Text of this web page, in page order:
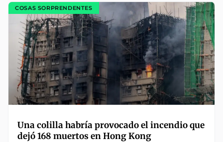
COSAS SORPRENDENTES
Una colilla habría provocado el incendio que
dejó 168 muertos en Hong Kong